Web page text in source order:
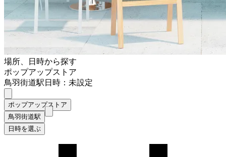
場所、日時から探す
ポップアップストア
鳥羽街道駅日時：未設定
ポップアップストア
鳥羽街道駅
日時を選ぶ